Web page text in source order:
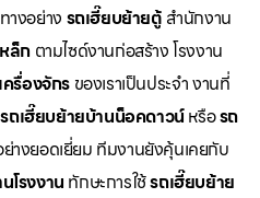
างอย่าง รถเฮี๊ยบย้ายตู้ สำนักงาน
ล็ก ตามไซด์งานก่อสร้าง โรงงาน
รื่องจักร ของเราเป็นประจำ งานที่
รถเฮี๊ยบย้ายบ้านน็อคดาวน์หรือรถ
ย่างยอดเยี่ยม ทีมงานยังคุ้นเคยกับ
โรงงาน ทักษะการใช้รถเฮี๊ยบย้าย